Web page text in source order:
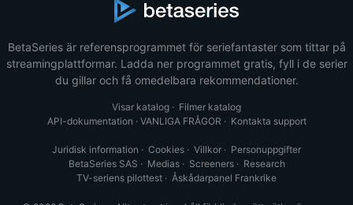
BetaSeries är referensprogrammet för seriefantaster som tittar på
streamingplattformar. Ladda ner programmet gratis, fyll i de serier
du gillar och få omedelbara rekommendationer.
Visar katalog · Filmer katalog
API-dokumentation · VANLIGA FRÅGOR · Kontakta support
Juridisk information · Cookies · Villkor · Personuppgifter
BetaSeries SAS · Medias· Screeners· Research
TV-seriens pilottest · Åskådarpanel Frankrike